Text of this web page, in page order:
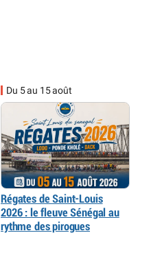
Du 5 au 15 août
Régates de Saint-Louis
2026 : le fleuve Sénégal au
rythme des pirogues